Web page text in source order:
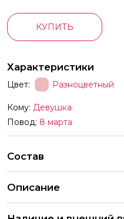
КУПИТЬ
Характеристики
Цвет: Разноцветный
Кому: Девушка
Повод: 8 марта
Состав
Описание